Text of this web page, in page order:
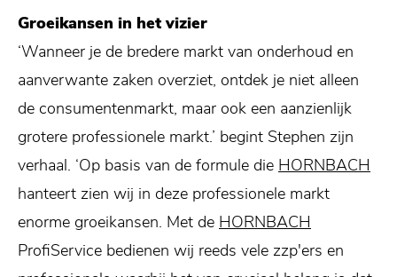
Groeikansen in het vizier
‘Wanneer je de bredere markt van onderhoud en
aanverwante zaken overziet, ontdek je niet alleen
de consumentenmarkt, maar ook een aanzienlijk
grotere professionele markt.’ begint Stephen zijn
verhaal. ‘Op basis van de formule die HORNBACH
hanteert zien wij in deze professionele markt
enorme groeikansen. Met de HORNBACH
ProfiService bedienen wij reeds vele zzp'ers en